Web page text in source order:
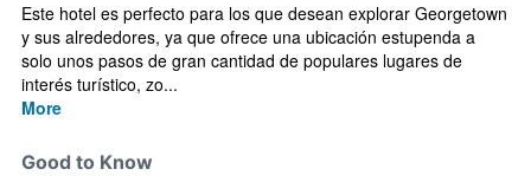
Este hotel es perfecto para los que desean explorar Georgetown
y sus alrededores, ya que ofrece una ubicación estupenda a
solo unos pasos de gran cantidad de populares lugares de
interés turístico, zo...
More
Good to Know